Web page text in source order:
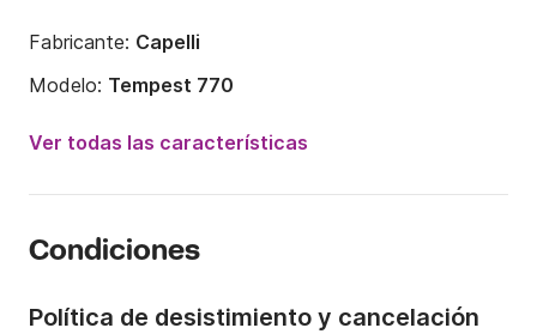
Fabricante: Capelli
Modelo: Tempest 770
250CV
Capacidad a bordo:
Ver todas las características
Condiciones
Política de desistimiento y cancelación